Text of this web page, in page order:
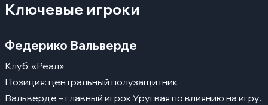
Ключевые игроки
Федерико Вальверде
Клуб: «Реал»
Позиция: центральный полузащитник
Вальверде – главный игрок Уругвая по влиянию на игру.